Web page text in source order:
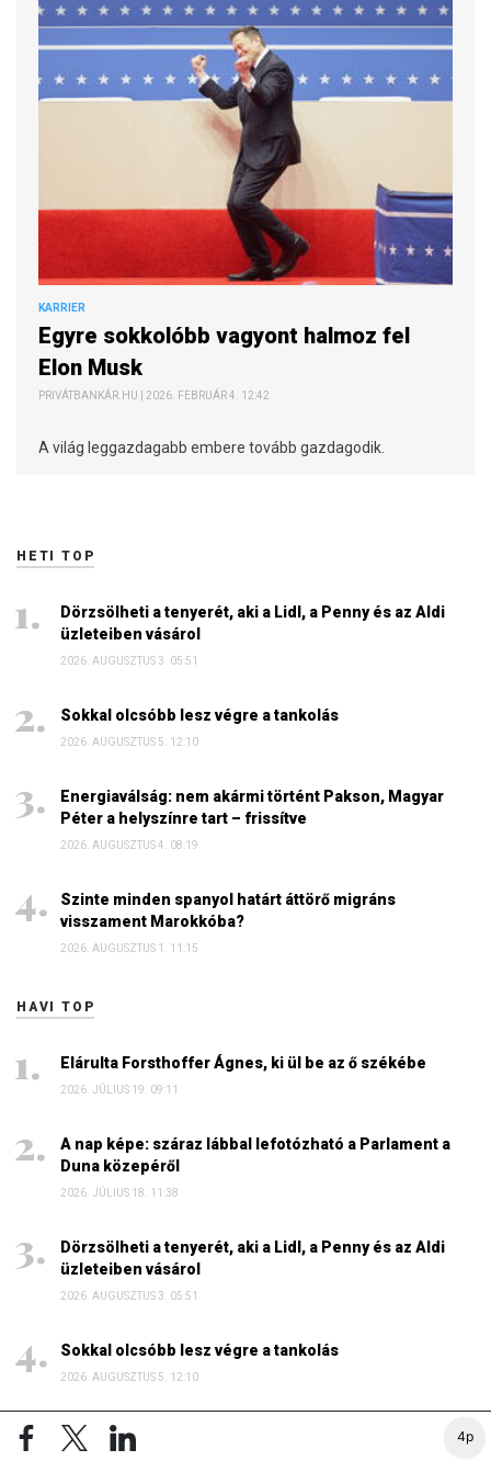
4p
KARRIER
Egyre sokkolóbb vagyont halmoz fel
Elon Musk
PRIVÁTBANKÁR.HU | 2026. FEBRUÁR 4. 12:42
A világ leggazdagabb embere tovább gazdagodik.
HETI TOP
Dörzsölheti a tenyerét, aki a Lidl, a Penny és az Aldi
üzleteiben vásárol
2026. AUGUSZTUS 3. 05:51
Sokkal olcsóbb lesz végre a tankolás
2026. AUGUSZTUS 5. 12:10
Energiaválság: nem akármi történt Pakson, Magyar
Péter a helyszínre tart – frissítve
2026. AUGUSZTUS 4. 08:19
Szinte minden spanyol határt áttörő migráns
visszament Marokkóba?
2026. AUGUSZTUS 1. 11:15
HAVI TOP
Elárulta Forsthoffer Ágnes, ki ül be az ő székébe
2026. JÚLIUS 19. 09:11
A nap képe: száraz lábbal lefotózható a Parlament a
Duna közepéről
2026. JÚLIUS 18. 11:38
Dörzsölheti a tenyerét, aki a Lidl, a Penny és az Aldi
üzleteiben vásárol
2026. AUGUSZTUS 3. 05:51
Sokkal olcsóbb lesz végre a tankolás
2026. AUGUSZTUS 5. 12:10